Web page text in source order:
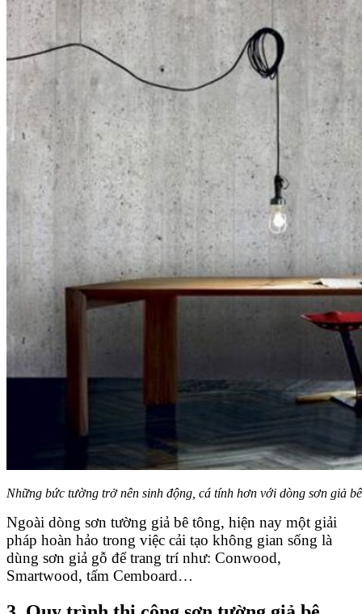
Những bức tường trở nên sinh động, cá tính hơn với dòng sơn giả
Ngoài dòng sơn tường giả bê tông, hiện nay một giải
pháp hoàn hảo trong việc cải tạo không gian sống là
dùng sơn giả gỗ để trang trí như: Conwood,
Smartwood, tấm Cemboard…